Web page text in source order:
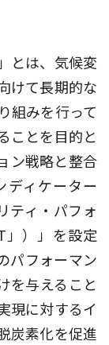
とは、気候変
けて長期的な
組みを行って
ことを目的と
ン戦略と整合
ディケーター
ティ・パフォ
」）」を設定
パフォーマン
を与えること
現に対するイ
炭素化を促進